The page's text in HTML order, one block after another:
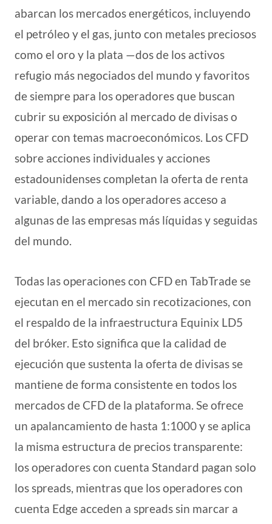
abarcan los mercados energéticos, incluyendo
el petróleo y el gas, junto con metales preciosos
como el oro y la plata —dos de los activos
refugio más negociados del mundo y favoritos
de siempre para los operadores que buscan
cubrir su exposición al mercado de divisas o
operar con temas macroeconómicos. Los CFD
sobre acciones individuales y acciones
estadounidenses completan la oferta de renta
variable, dando a los operadores acceso a
algunas de las empresas más líquidas y seguidas
del mundo.
Todas las operaciones con CFD en TabTrade se
ejecutan en el mercado sin recotizaciones, con
el respaldo de la infraestructura Equinix LD5
del bróker. Esto significa que la calidad de
ejecución que sustenta la oferta de divisas se
mantiene de forma consistente en todos los
mercados de CFD de la plataforma. Se ofrece
un apalancamiento de hasta 1:1000 y se aplica
la misma estructura de precios transparente:
los operadores con cuenta Standard pagan solo
los spreads, mientras que los operadores con
cuenta Edge acceden a spreads sin marcar a